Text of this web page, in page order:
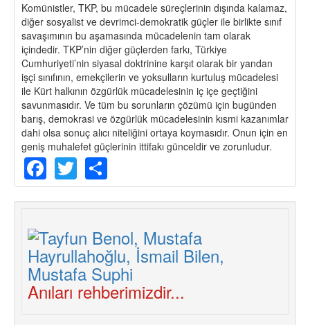
Komünistler, TKP, bu mücadele süreçlerinin dışında kalamaz,
diğer sosyalist ve devrimci-demokratik güçler ile birlikte sınıf
savaşımının bu aşamasında mücadelenin tam olarak
içindedir. TKP’nin diğer güçlerden farkı, Türkiye
Cumhuriyeti’nin siyasal doktrinine karşıt olarak bir yandan
işçi sınıfının, emekçilerin ve yoksulların kurtuluş mücadelesi
ile Kürt halkının özgürlük mücadelesinin iç içe geçtiğini
savunmasıdır. Ve tüm bu sorunların çözümü için bugünden
barış, demokrasi ve özgürlük mücadelesinin kısmi kazanımlar
dahi olsa sonuç alıcı niteliğini ortaya koymasıdır. Onun için en
geniş muhalefet güçlerinin ittifakı günceldir ve zorunludur.
Facebook
Twitter
Anıları rehberimizdir...